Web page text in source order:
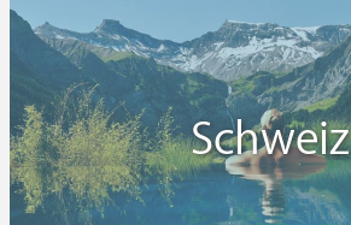
Schweiz